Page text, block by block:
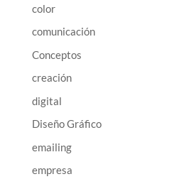
color
comunicación
Conceptos
creación
digital
Diseño Gráfico
emailing
empresa